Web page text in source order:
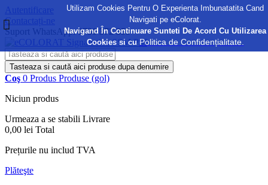
Autentificare
Contactați-ne
Suport WhatsApp:0730 372 355
Tasteaza si caută aici produse dupa denumire
Coş 0 Produs Produse (gol)
Niciun produs
Urmeaza a se stabili Livrare
0,00 lei Total
Prețurile nu includ TVA
Plăteşte
Utilizam Cookies Pentru O Experienta Imbunatatita Cand
Navigati pe eColorat.
Navigand În Continuare Sunteti De Acord Cu Utilizarea
Cookies si cu Politica de Confidențialitate.